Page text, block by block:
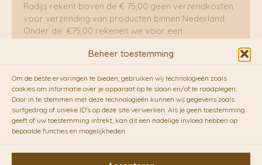
Beheer toestemming
Om de beste ervaringen te bieden, gebruiken wij technologieën zoals
cookies om informatie over je apparaat op te slaan en/of te raadplegen.
Door in te stemmen met deze technologieën kunnen wij gegevens zoals
surfgedrag of unieke ID's op deze site verwerken. Als je geen toestemming
geeft of uw toestemming intrekt, kan dit een nadelige invloed hebben op
bepaalde functies en mogelijkheden.
Radijs rekent boven de € 75,00 geen verzendkosten
voor verzending van producten binnen Nederland.
Onder de €75,00 rekenen we voor een
RADIJS werkt samen met de duurzame bezorgdienst
vanFietskoeriers.nl. Pakketten (mits voorradig) voor
10.00 uur besteld op een doordeweekse dag,
bezorgen zij soms nog op dezelfde dag in de
avonduren! Brievenbuspakjes de volgende dag. En
waar mogelijk ook echt op de fiets!!